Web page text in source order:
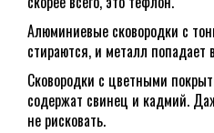
Алюминиевые сковородки с
стираются, и металл попадает
Сковородки с цветными
содержат свинец и кадмий.
не рисковать.